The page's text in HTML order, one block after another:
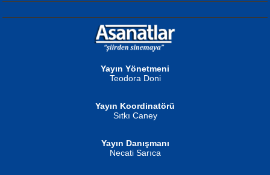
NURAN KÖSE BAYDAR
Ben Deniz Değilim ki...
Yayın Yönetmeni
Teodora Doni
Yayın Koordinatörü
Sıtkı Caney
Yayın Danışmanı
Necati Sarıca